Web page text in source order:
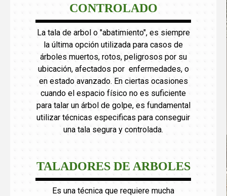
CONTROLADO
La tala de arbol o "abatimiento", es siempre
la última opción utilizada para casos de
árboles muertos, rotos, peligrosos por su
ubicación, afectados por enfermedades, o
en estado avanzado. En ciertas ocasiones
cuando el espacio físico no es suficiente
para talar un árbol de golpe, es fundamental
utilizar técnicas especificas para conseguir
una tala segura y controlada.
TALADORES DE ARBOLES
Es una técnica que requiere mucha